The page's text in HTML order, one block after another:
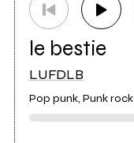
le bestie
LUFDLB
Pop punk, Punk rock